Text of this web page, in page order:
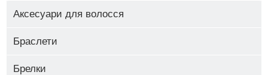
WORLD OF TANKS
Аксесуари для волосся
Браслети
Брелки